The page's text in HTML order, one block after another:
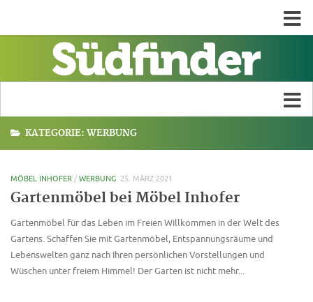
KATEGORIE: WERBUNG
MÖBEL INHOFER / WERBUNG 25. MÄRZ 2021
Gartenmöbel bei Möbel Inhofer
Gartenmöbel für das Leben im Freien Willkommen in der Welt des
Gartens. Schaffen Sie mit Gartenmöbel, Entspannungsräume und
Lebenswelten ganz nach Ihren persönlichen Vorstellungen und
Wüschen unter freiem Himmel! Der Garten ist nicht mehr...